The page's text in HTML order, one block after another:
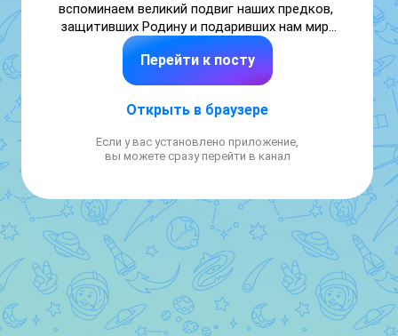
вспоминаем великий подвиг наших предков,
защитивших Родину и подаривших нам мир.
Их мужество, самоотверженность и любовь
к Отечеству навсегда останутся в наших
Пусть память о Великой Победе
добрые дела и укрепляет веру в светлое
С праздником! С Днём Победы! 🎖️✨
Перейти к посту
Открыть в браузере
Если у вас установлено приложение,
вы можете сразу перейти в канал